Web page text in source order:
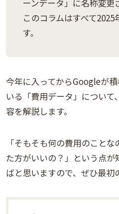
ーンデータ」に名称変更
このコラムはすべて
す。
今年に入ってからGoogleが
いる「費用データ」について
容を解説します。
「そもそも何の費用のこと
た方がいいの？」という点
ばと思いますので、ぜひ最初